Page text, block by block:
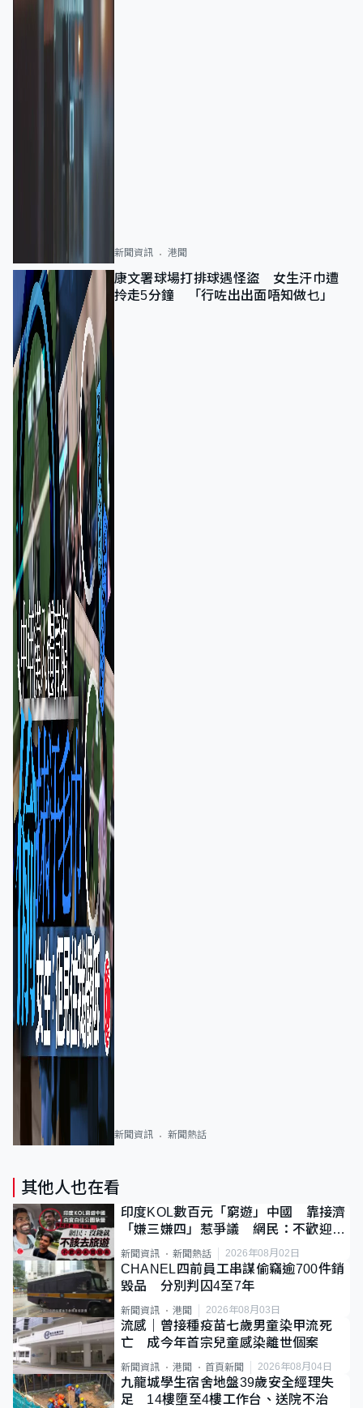
新聞資訊 港聞
康文署球場打排球遇怪盜 女生汗巾遭
拎走5分鐘 「行咗出出面唔知做乜」
新聞資訊 新聞熱話
其他人也在看
印度KOL數百元「窮遊」中國 靠接濟
「嫌三嫌四」惹爭議 網民：不歡迎劣
質旅客
新聞資訊 新聞熱話 2026年08月02日
CHANEL四前員工串謀偷竊逾700件銷
毀品 分別判囚4至7年
新聞資訊 港聞 2026年08月03日
流感｜曾接種疫苗七歲男童染甲流死
亡 成今年首宗兒童感染離世個案
新聞資訊 港聞 首頁新聞 2026年08月04日
九龍城學生宿舍地盤39歲安全經理失
足 14樓墮至4樓工作台、送院不治